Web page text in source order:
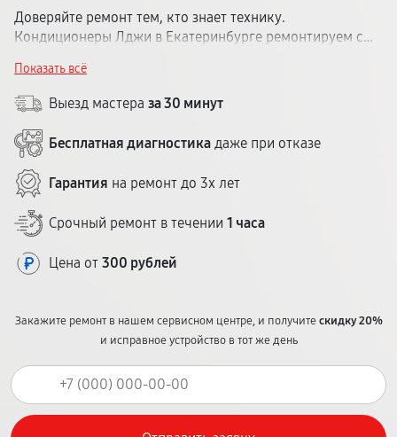
Доверяйте ремонт тем, кто знает технику.
Кондиционеры Лджи в Екатеринбурге ремонтируем с
месте и гарантией до 1 года. Цену назовём сразу.
Показать всё
Выезд мастера за 30 минут
Бесплатная диагностика даже при отказе
Гарантия на ремонт до 3х лет
Срочный ремонт в течении 1 часа
Цена от 300 рублей
Закажите ремонт в нашем сервисном центре, и получитескидку 20%
и исправное устройство в тот же день